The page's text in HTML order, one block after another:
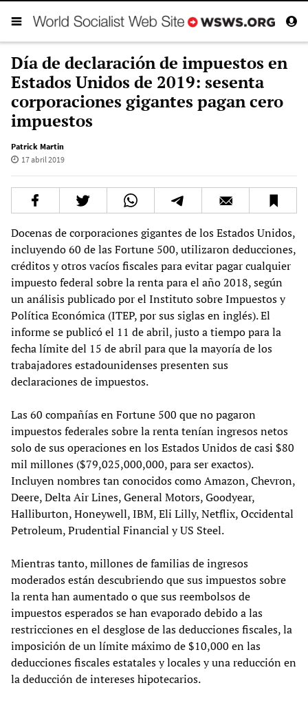
Día de declaración de impuestos en
Estados Unidos de 2019: sesenta
corporaciones gigantes pagan cero
impuestos
Patrick Martin
17 abril 2019
Docenas de corporaciones gigantes de los Estados Unidos,
incluyendo 60 de las Fortune 500, utilizaron deducciones,
créditos y otros vacíos fiscales para evitar pagar cualquier
impuesto federal sobre la renta para el año 2018, según
un análisis publicado por el Instituto sobre Impuestos y
Política Económica (ITEP, por sus siglas en inglés). El
informe se publicó el 11 de abril, justo a tiempo para la
fecha límite del 15 de abril para que la mayoría de los
trabajadores estadounidenses presenten sus
declaraciones de impuestos.
Las 60 compañías en Fortune 500 que no pagaron
impuestos federales sobre la renta tenían ingresos netos
solo de sus operaciones en los Estados Unidos de casi $80
mil millones ($79,025,000,000, para ser exactos).
Incluyen nombres tan conocidos como Amazon, Chevron,
Deere, Delta Air Lines, General Motors, Goodyear,
Halliburton, Honeywell, IBM, Eli Lilly, Netflix, Occidental
Petroleum, Prudential Financial y US Steel.
Mientras tanto, millones de familias de ingresos
moderados están descubriendo que sus impuestos sobre
la renta han aumentado o que sus reembolsos de
impuestos esperados se han evaporado debido a las
restricciones en el desglose de las deducciones fiscales, la
imposición de un límite máximo de $10,000 en las
deducciones fiscales estatales y locales y una reducción en
la deducción de intereses hipotecarios.